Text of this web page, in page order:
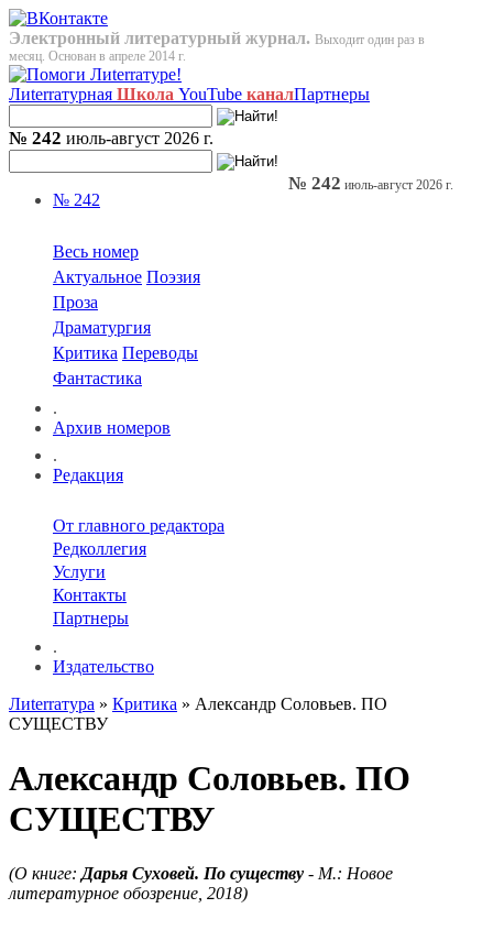
Электронный литературный журнал. Выходит один раз в
месяц. Основан в апреле 2014 г.
Лиterraтурная Школа YouTube каналПартнеры
№ 242 июль-август 2026 г.
№ 242
Весь номер
Актуальное Поэзия
Проза
Драматургия
Критика Переводы
Фантастика
.
Архив номеров
.
Редакция
От главного редактора
Редколлегия
Услуги
Контакты
Партнеры
.
Издательство
№ 242 июль-август 2026 г.
Лиterraтура » Критика » Александр Соловьев. ПО
СУЩЕСТВУ
Александр Соловьев. ПО
СУЩЕСТВУ
(О книге: Дарья Суховей. По существу - М.: Новое
литературное обозрение, 2018)